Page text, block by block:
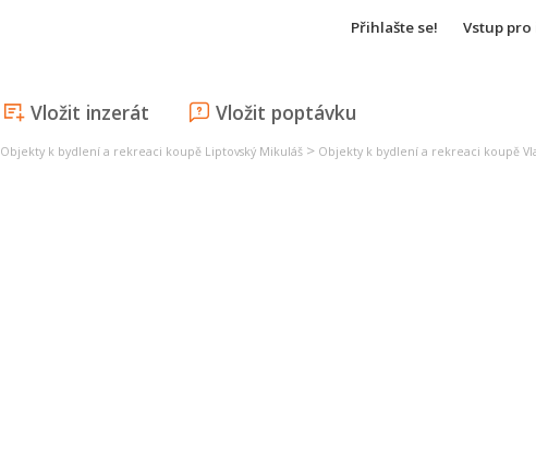
Přihlašte se! Vstup
Vložit inzerát Vložit poptávku
Objekty k bydlení a rekreaci koupě Liptovský Mikuláš > Objekty k bydlení a rekreaci koupě